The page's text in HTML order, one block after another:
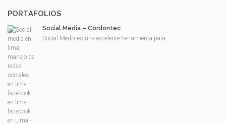
PORTAFOLIOS
Social Media – Cordontec
Social Media es una excelente herramienta para...